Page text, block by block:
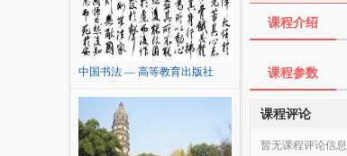
中国书法 — 高等教育出版社
课程介绍
课程参数
课程评论
暂无课程评论信息